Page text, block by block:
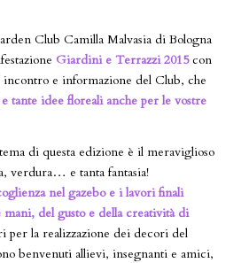
Club Camilla Malvasia di Bologna
Giardini e Terrazzi 2015con
incontro e informazione del Club, che
tante idee floreali anche per le vostre
di questa edizione è il meraviglioso
verdura… e tanta fantasia!
nel gazebo e i lavori finali
mani, del gusto e della creatività di
per la realizzazione dei decori del
benvenuti allievi, insegnanti e amici,